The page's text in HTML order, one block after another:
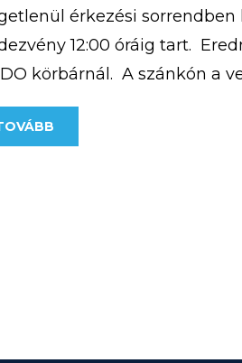
érkezési sorrendben
12:00 óráig tart.
körbárnál. A szánkón a
tartózkodhat. A
lehet majd nevezni